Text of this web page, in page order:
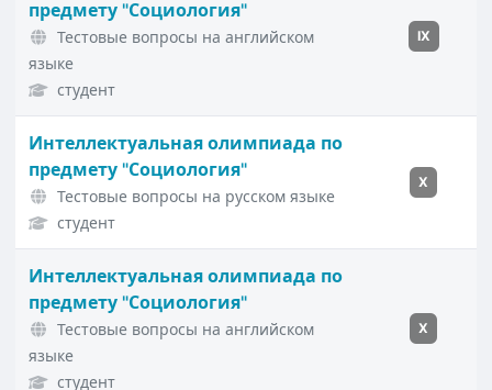
предмету "Социология"
Тестовые вопросы на английском
языке
студент
IX
Интеллектуальная олимпиада по
предмету "Социология"
Тестовые вопросы на русском языке
студент
X
Интеллектуальная олимпиада по
предмету "Социология"
Тестовые вопросы на английском
языке
студент
X